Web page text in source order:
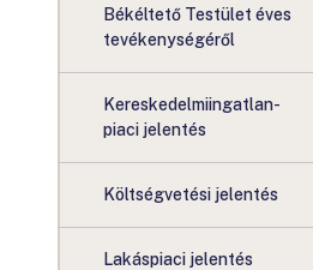
Békéltető Testület éves
tevékenységéről
Kereskedelmiingatlan-
piaci jelentés
Költségvetési jelentés
Lakáspiaci jelentés